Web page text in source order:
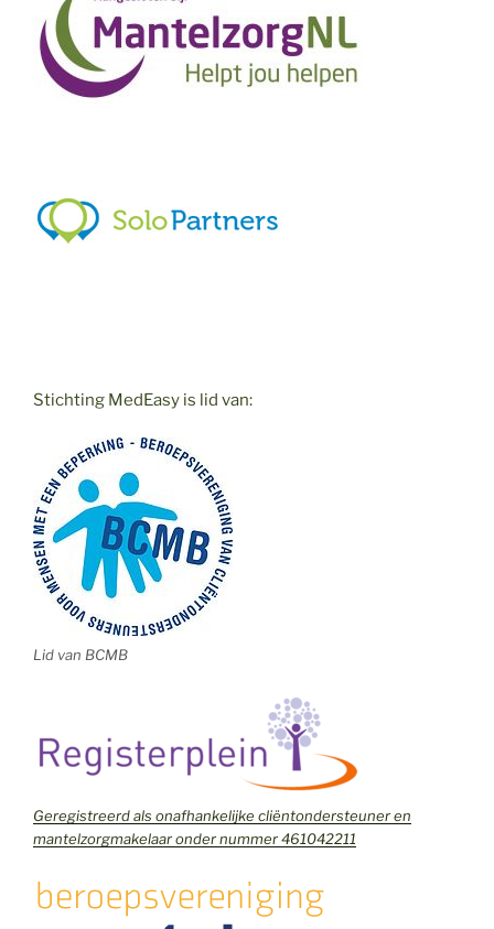
Stichting MedEasy is lid van:
Lid van BCMB
Geregistreerd als onafhankelijke cliëntondersteuner en
mantelzorgmakelaar onder nummer 461042211